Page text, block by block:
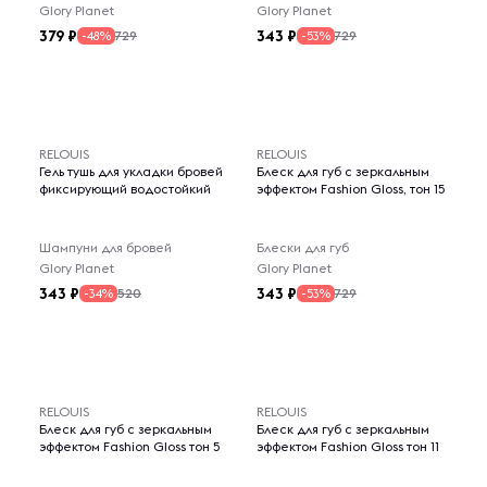
Glory Planet
379 -48% 729
Glory Planet
343 -53% 729
RELOUIS
Гель тушь для укладки бровей
фиксирующий водостойкий
Шампуни для бровей
Glory Planet
343 -34% 520
RELOUIS
Блеск для губ с зеркальным
эффектом Fashion Gloss, тон 15
Блески для губ
Glory Planet
343 -53% 729
RELOUIS
Блеск для губ с зеркальным
эффектом Fashion Gloss тон 5
RELOUIS
Блеск для губ с зеркальным
эффектом Fashion Gloss тон 11